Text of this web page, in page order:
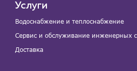
Услуги
Водоснабжение и теплоснабжение
Сервис и обслуживание инженерных
Доставка